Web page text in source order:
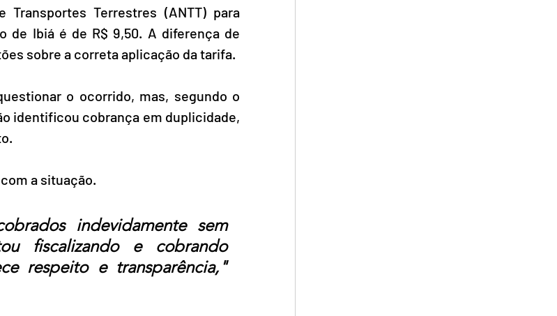
Terrestres (ANTT) para
de Ibiá é de R$ 9,50. A diferença de
sobre a correta aplicação da tarifa.
o ocorrido, mas, segundo o
identificou cobrança em duplicidade,
a situação.
indevidamente sem
fiscalizando e cobrando
respeito e transparência,"